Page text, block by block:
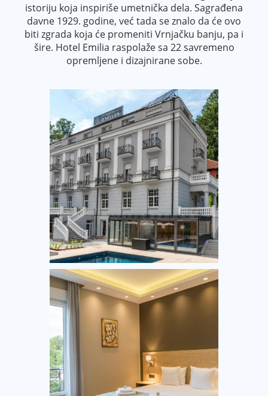
istoriju koja inspiriše umetnička dela. Sagrađena
davne 1929. godine, već tada se znalo da će ovo
biti zgrada koja će promeniti Vrnjačku banju, pa i
šire. Hotel Emilia raspolaže sa 22 savremeno
opremljene i dizajnirane sobe.